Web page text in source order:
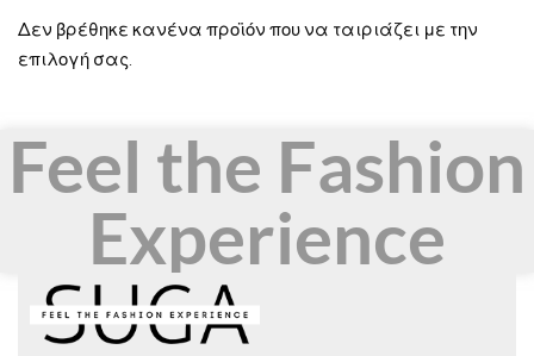
Δεν βρέθηκε κανένα προϊόν που να ταιριάζει με την
επιλογή σας.
Feel the Fashion
Experience